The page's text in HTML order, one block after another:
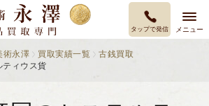
タップで発信 メニュー
術永澤 買取実績一覧
古銭買取
ティウス貨